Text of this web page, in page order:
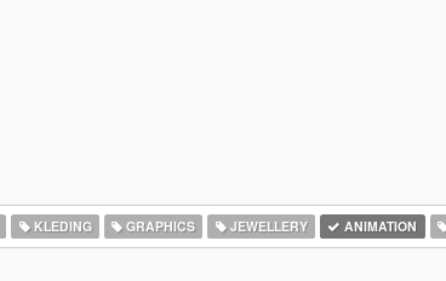
KLEDING GRAPHICS JEWELLERY ANIMATION